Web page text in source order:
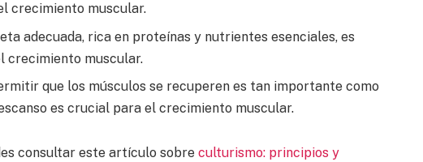
crecimiento muscular.
adecuada, rica en proteínas y nutrientes esenciales, es
crecimiento muscular.
que los músculos se recuperen es tan importante como
es crucial para el crecimiento muscular.
consultar este artículo sobre culturismo: principios y